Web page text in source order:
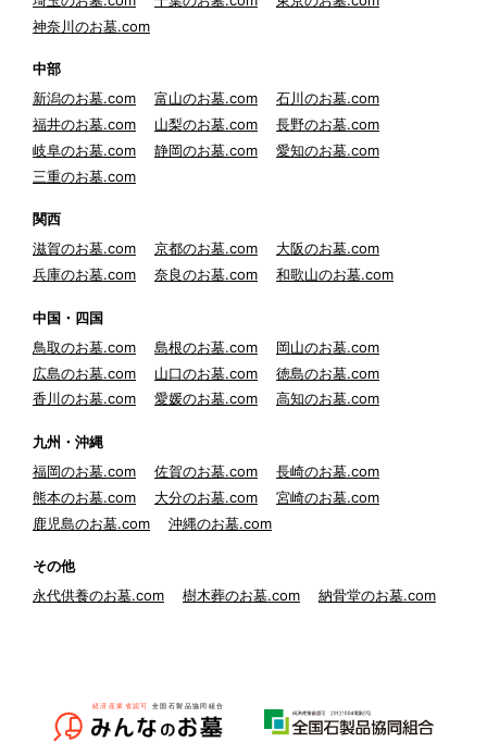
神奈川のお墓.com
中部
新潟のお墓.com
富山のお墓.com
石川のお墓.com
福井のお墓.com
山梨のお墓.com
長野のお墓.com
岐阜のお墓.com
静岡のお墓.com
愛知のお墓.com
三重のお墓.com
関西
滋賀のお墓.com
京都のお墓.com
大阪のお墓.com
兵庫のお墓.com
奈良のお墓.com 和歌山のお墓.com
中国・四国
鳥取のお墓.com
島根のお墓.com
岡山のお墓.com
広島のお墓.com
山口のお墓.com
徳島のお墓.com
香川のお墓.com
愛媛のお墓.com 高知のお墓.com
九州・沖縄
福岡のお墓.com
佐賀のお墓.com
長崎のお墓.com
熊本のお墓.com
大分のお墓.com
宮崎のお墓.com
鹿児島のお墓.com
沖縄のお墓.com
その他
永代供養のお墓.com
樹木葬のお墓.com 納骨堂のお墓.com